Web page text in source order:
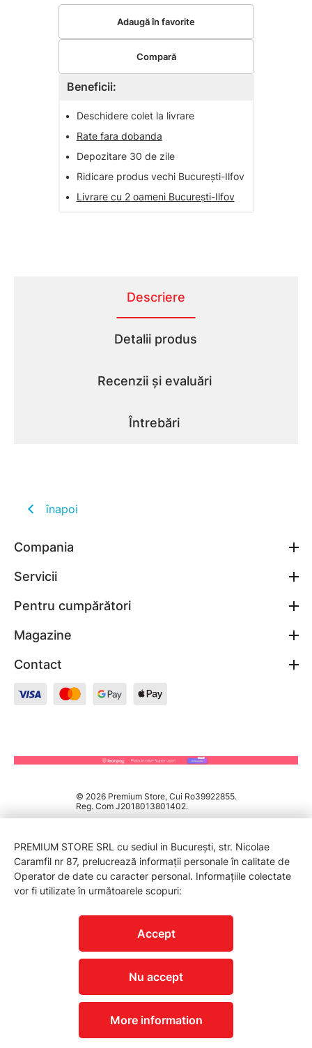
Beneficii:
•
Deschidere colet la livrare
•
Rate fara dobanda
•
Depozitare 30 de zile
•
Ridicare produs vechi București-Ilfov
•
Livrare cu 2 oameni București-Ilfov
Adaugă în favorite
Compară
Descriere
Detalii produs
Recenzii și evaluări
Întrebări
înapoi
Compania
Servicii
Pentru cumpărători
Magazine
Contact
© 2026 Premium Store, Cui Ro39922855.
Reg. Com J2018013801402.
PREMIUM STORE SRL cu sediul in București, str. Nicolae
Caramfil nr 87, prelucrează informații personale în calitate de
Operator de date cu caracter personal. Informațiile colectate
vor fi utilizate în următoarele scopuri:
Accept
Nu accept
More information